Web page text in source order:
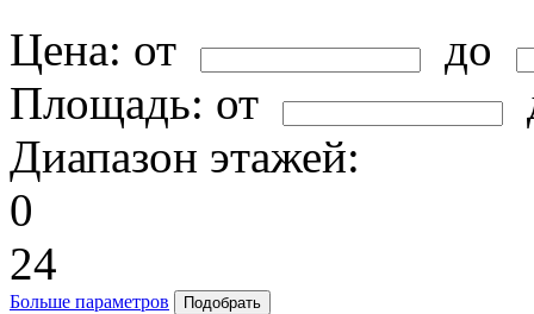
Цена: от
до
Площадь: от
Диапазон этажей:
0
24
Больше параметров